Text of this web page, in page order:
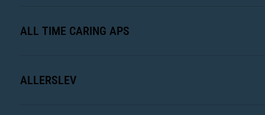
ALL TIME CARING APS
ALLERSLEV